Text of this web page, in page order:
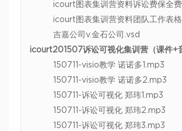
icourt图表集训营资料诉讼费保全
icourt图表集训营资料团队工作表
吉嘉公司v.金石公司.vsd
icourt201507诉讼可视化集训营（课件+
150711-visio教学 诺诺多1.mp3
150711-visio教学 诺诺多2.mp3
150711-诉讼可视化 郑玮1.mp3
150711-诉讼可视化 郑玮2.mp3
150711-诉讼可视化 郑玮3.mp3